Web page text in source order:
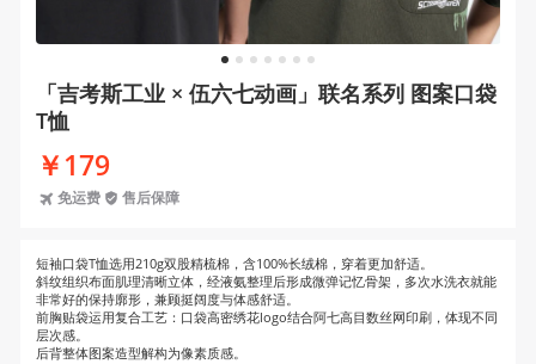
1 2 3 4 5 6 7
「吉考斯工业 × 伍六七动画」联名系列 图案口袋
T恤
￥179
免运费 售后保障
短袖口袋T恤选用210g双股精梳棉，含100%长绒棉，穿着更加舒适。
斜纹组织布面肌理清晰立体，经液氨整理后形成微弹记忆骨架，多次水洗衣就能
非常好的保持廓形，兼顾挺阔度与体感舒适。
前胸贴袋运用复合工艺：口袋高密绣花logo结合阿七高目数丝网印刷，体现不同
层次感。
后背整体图案造型解构为像素质感。